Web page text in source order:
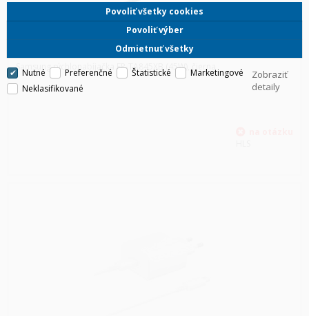
Samsung rýchlonabíjačka EP-TA845XB (45W), čierna
Odmietnuť všetky
Povoliť výber
Povoliť všetky cookies
Nutné Preferenčné Štatistické
Marketingové
Neklasifikované
Zobraziť
detaily